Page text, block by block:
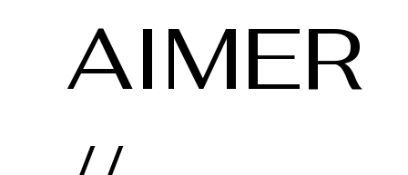
AIMER